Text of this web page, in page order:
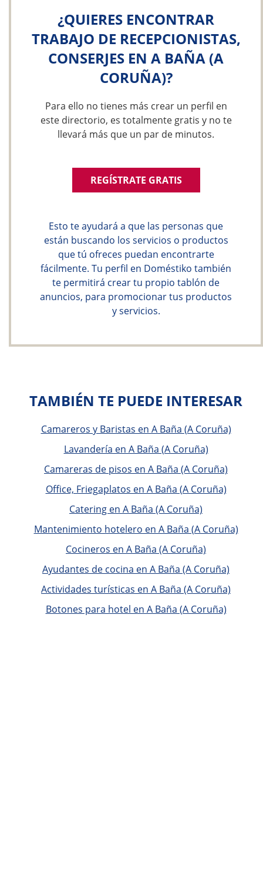
¿QUIERES ENCONTRAR
TRABAJO DE RECEPCIONISTAS,
CONSERJES EN A BAÑA (A
CORUÑA)?
Para ello no tienes más crear un perfil en
este directorio, es totalmente gratis y no te
llevará más que un par de minutos.
REGÍSTRATE GRATIS
Esto te ayudará a que las personas que
están buscando los servicios o productos
que tú ofreces puedan encontrarte
fácilmente. Tu perfil en Doméstiko también
te permitirá crear tu propio tablón de
anuncios, para promocionar tus productos
y servicios.
TAMBIÉN TE PUEDE INTERESAR
Camareros y Baristas en A Baña (A Coruña)
Lavandería en A Baña (A Coruña)
Camareras de pisos en A Baña (A Coruña)
Office, Friegaplatos en A Baña (A Coruña)
Catering en A Baña (A Coruña)
Mantenimiento hotelero en A Baña (A Coruña)
Cocineros en A Baña (A Coruña)
Ayudantes de cocina en A Baña (A Coruña)
Actividades turísticas en A Baña (A Coruña)
Botones para hotel en A Baña (A Coruña)